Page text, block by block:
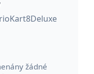
žádné